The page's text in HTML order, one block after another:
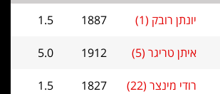
יונתן רובק (1) 1887
1.5
איתן טריגר (5) 1912
5.0
רודי מינצר (22) 1827
1.5